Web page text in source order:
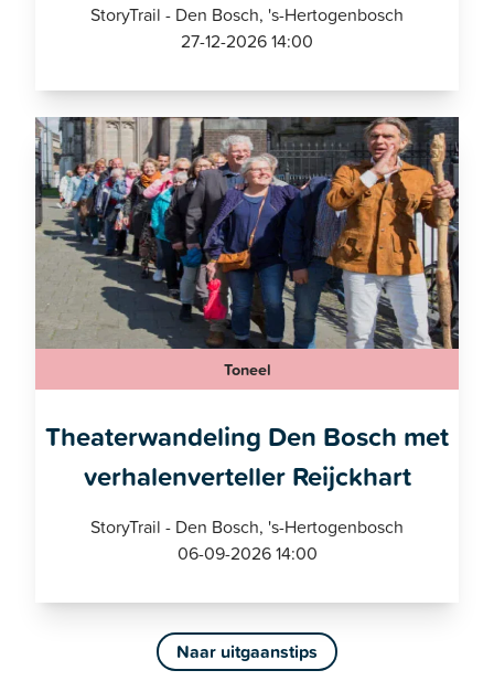
StoryTrail - Den Bosch, 's-Hertogenbosch
27-12-2026 14:00
Toneel
Theaterwandeling Den Bosch met
verhalenverteller Reijckhart
StoryTrail - Den Bosch, 's-Hertogenbosch
06-09-2026 14:00
Naar uitgaanstips